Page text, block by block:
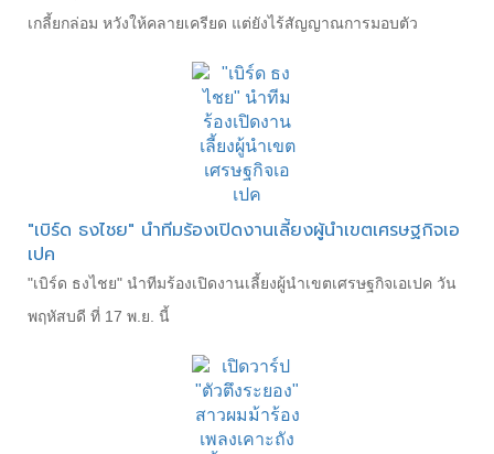
เกลี้ยกล่อม หวังให้คลายเครียด แต่ยังไร้สัญญาณการมอบตัว
"เบิร์ด ธงไชย" นำทีมร้องเปิดงานเลี้ยงผู้นำเขตเศรษฐกิจเอ
เปค
"เบิร์ด ธงไชย" นำทีมร้องเปิดงานเลี้ยงผู้นำเขตเศรษฐกิจเอเปค วัน
พฤหัสบดี ที่ 17 พ.ย. นี้